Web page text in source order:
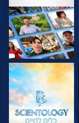
בדוק את הסדרה